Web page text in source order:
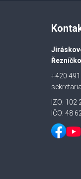
+420
IZO: 102
IČO: 48